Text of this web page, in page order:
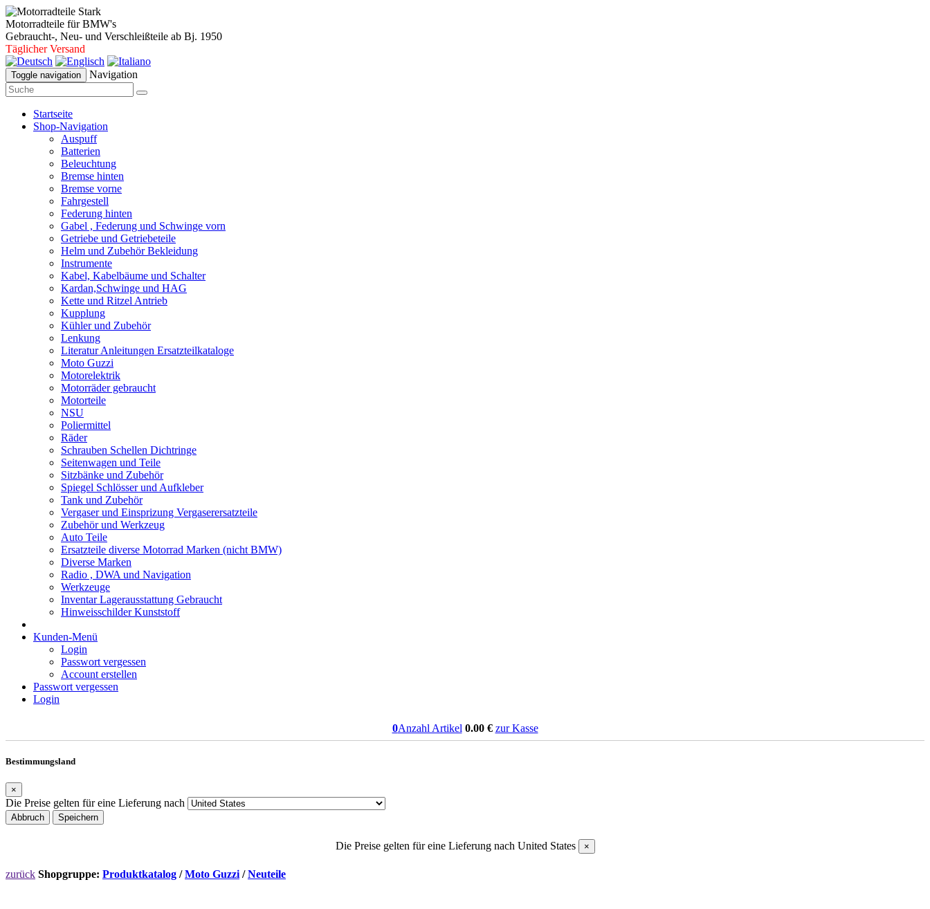
Motorradteile für BMW's
Gebraucht-, Neu- und Verschleißteile ab Bj. 1950
Täglicher Versand
Toggle navigation Navigation
Startseite
Shop-Navigation
Auspuff
Batterien
Beleuchtung
Bremse hinten
Bremse vorne
Fahrgestell
Federung hinten
Gabel , Federung und Schwinge vorn
Getriebe und Getriebeteile
Helm und Zubehör Bekleidung
Instrumente
Kabel, Kabelbäume und Schalter
Kardan,Schwinge und HAG
Kette und Ritzel Antrieb
Kupplung
Kühler und Zubehör
Lenkung
Literatur Anleitungen Ersatzteilkataloge
Moto Guzzi
Motorelektrik
Motorräder gebraucht
Motorteile
NSU
Poliermittel
Räder
Schrauben Schellen Dichtringe
Seitenwagen und Teile
Sitzbänke und Zubehör
Spiegel Schlösser und Aufkleber
Tank und Zubehör
Vergaser und Einsprizung Vergaserersatzteile
Zubehör und Werkzeug
Auto Teile
Ersatzteile diverse Motorrad Marken (nicht BMW)
Diverse Marken
Radio , DWA und Navigation
Werkzeuge
Inventar Lagerausstattung Gebraucht
Hinweisschilder Kunststoff
Kunden-Menü
Login
Passwort vergessen
Account erstellen
Passwort vergessen
Login
0Anzahl Artikel 0.00€ zur Kasse
Bestimmungsland
×
Die Preise gelten für eine Lieferung nach
Abbruch Speichern
Die Preise gelten für eine Lieferung nach United States ×
zurück Shopgruppe: Produktkatalog /Moto Guzzi /Neuteile